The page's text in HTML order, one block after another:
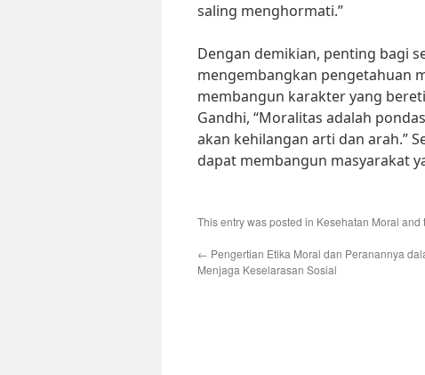
saling menghormati.”
Dengan demikian, penting bagi
mengembangkan pengetahuan
membangun karakter yang
Gandhi, “Moralitas adalah
akan kehilangan arti dan arah.”
dapat membangun masyarakat
This entry was posted in Kesehatan Moral and
← Pengertian Etika Moral dan Peranannya
Menjaga Keselarasan Sosial